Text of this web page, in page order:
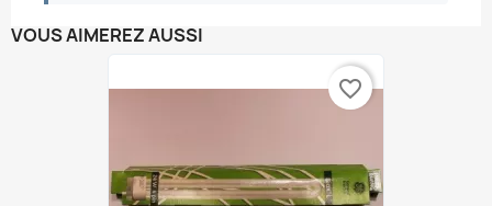
VOUS AIMEREZ AUSSI
favorite_border